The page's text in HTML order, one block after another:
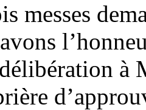
messes
à